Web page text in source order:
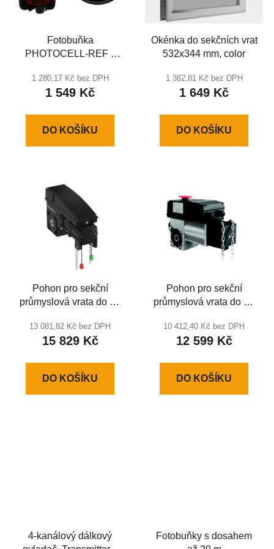
Fotobuňka
PHOTOCELL-REF s
1 280,17 Kč bez DPH
1 549 Kč
DO KOŠÍKU
Okénka do sekčních vrat
532x344 mm, color
1 362,81 Kč bez DPH
1 649 Kč
DO KOŠÍKU
Pohon pro sekční
průmyslová vrata do 25
IP54KIT
13 081,82 Kč bez DPH
15 829 Kč
DO KOŠÍKU
Pohon pro sekční
průmyslová vrata do 28
IP65CEKIT
10 412,40 Kč bez DPH
12 599 Kč
DO KOŠÍKU
4-kanálový dálkový
Fotobuňky s dosahem